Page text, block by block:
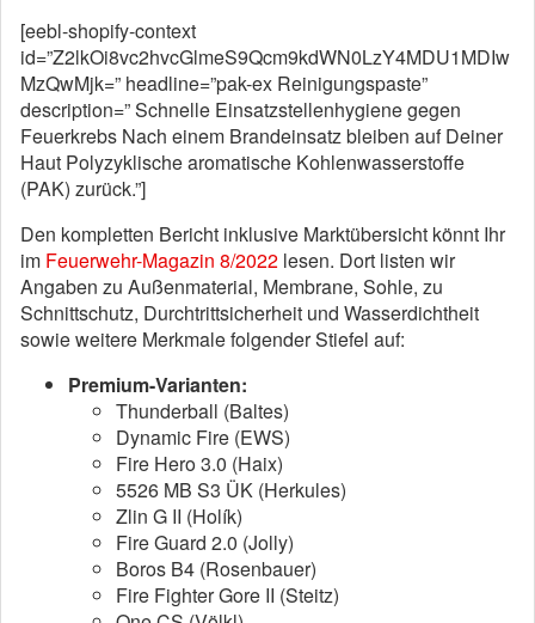
[eebl-shopify-context
id=”Z2lkOi8vc2hvcGlmeS9Qcm9kdWN0LzY4MDU1MDIw
MzQwMjk=” headline=”pak-ex Reinigungspaste”
description=” Schnelle Einsatzstellenhygiene gegen
Feuerkrebs Nach einem Brandeinsatz bleiben auf Deiner
Haut Polyzyklische aromatische Kohlenwasserstoffe
(PAK) zurück.”]
Den kompletten Bericht inklusive Marktübersicht könnt Ihr
im Feuerwehr-Magazin 8/2022 lesen. Dort listen wir
Angaben zu Außenmaterial, Membrane, Sohle, zu
Schnittschutz, Durchtrittsicherheit und Wasserdichtheit
sowie weitere Merkmale folgender Stiefel auf:
Premium-Varianten:
Thunderball (Baltes)
Dynamic Fire (EWS)
Fire Hero 3.0 (Haix)
5526 MB S3 ÜK (Herkules)
Zlin G II (Holík)
Fire Guard 2.0 (Jolly)
Boros B4 (Rosenbauer)
Fire Fighter Gore II (Steitz)